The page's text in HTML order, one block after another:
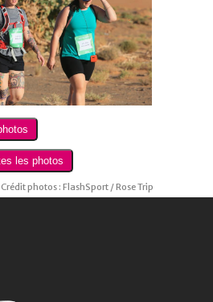
Crédit photos : FlashSport / Rose Trip